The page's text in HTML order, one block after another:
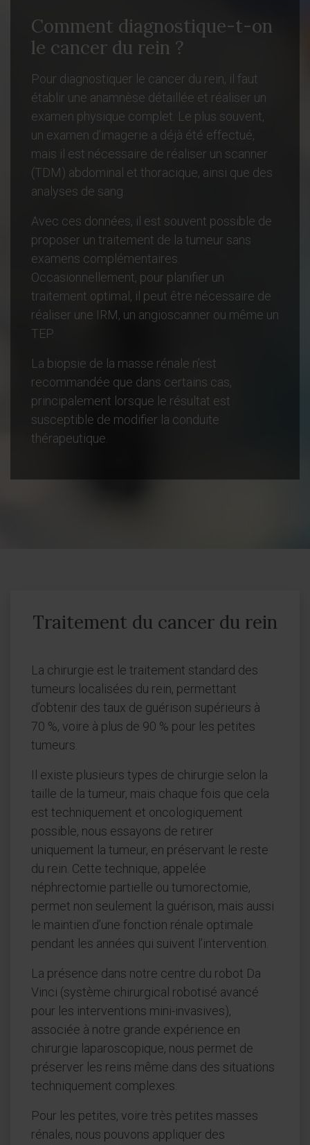
Comment diagnostique-t-on
le cancer du rein ?
Pour diagnostiquer le cancer du rein, il faut
établir une anamnèse détaillée et réaliser un
examen physique complet. Le plus souvent,
un examen d’imagerie a déjà été effectué,
mais il est nécessaire de réaliser un scanner
(TDM) abdominal et thoracique, ainsi que des
analyses de sang.
Avec ces données, il est souvent possible de
proposer un traitement de la tumeur sans
examens complémentaires.
Occasionnellement, pour planifier un
traitement optimal, il peut être nécessaire de
réaliser une IRM, un angioscanner ou même un
TEP.
La biopsie de la masse rénale n’est
recommandée que dans certains cas,
principalement lorsque le résultat est
susceptible de modifier la conduite
thérapeutique.
Traitement du cancer du rein
La chirurgie est le traitement standard des
tumeurs localisées du rein, permettant
d’obtenir des taux de guérison supérieurs à
70 %, voire à plus de 90 % pour les petites
tumeurs.
Il existe plusieurs types de chirurgie selon la
taille de la tumeur, mais chaque fois que cela
est techniquement et oncologiquement
possible, nous essayons de retirer
uniquement la tumeur, en préservant le reste
du rein. Cette technique, appelée
néphrectomie partielle ou tumorectomie,
permet non seulement la guérison, mais aussi
le maintien d’une fonction rénale optimale
pendant les années qui suivent l’intervention.
La présence dans notre centre du robot Da
Vinci (système chirurgical robotisé avancé
pour les interventions mini-invasives),
associée à notre grande expérience en
chirurgie laparoscopique, nous permet de
préserver les reins même dans des situations
techniquement complexes.
Pour les petites, voire très petites masses
rénales, nous pouvons appliquer des